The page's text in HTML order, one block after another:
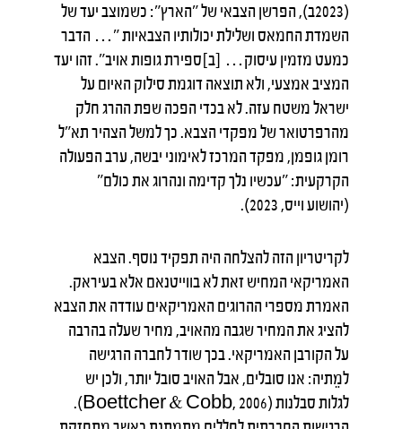
(2023ב), הפרשן הצבאי של "הארץ": כשמוצב יעד של
השמדת החמאס ושלילת יכולותיו הצבאיות "… הדבר
כמעט מזמין עיסוק… [ב]ספירת גופות אויב". זהו יעד
המציב אמצעי, ולא תוצאה דוגמת סילוק האיום על
ישראל משטח עזה. לא בכדי הפכה שפת ההרג חלק
מהרפרטואר של מפקדי הצבא. כך למשל הצהיר תא"ל
רומן גופמן, מפקד המרכז לאימוני יבשה, ערב הפעולה
הקרקעית: "עכשיו נלך קדימה ונהרוג את כולם"
(יהושוע וייס, 2023).
לקריטריון הזה להצלחה היה תפקיד נוסף. הצבא
האמריקאי המחיש זאת לא בווייטנאם אלא בעיראק.
האמרת מספרי ההרוגים האמריקאים עודדה את הצבא
להציג את המחיר שגבה מהאויב, מחיר שעלה בהרבה
על הקורבן האמריקאי. בכך שודר לחברה הרגישה
למֵתיה: אנו סובלים, אבל האויב סובל יותר, ולכן יש
לגלות סבלנות (Boettcher & Cobb, 2006).